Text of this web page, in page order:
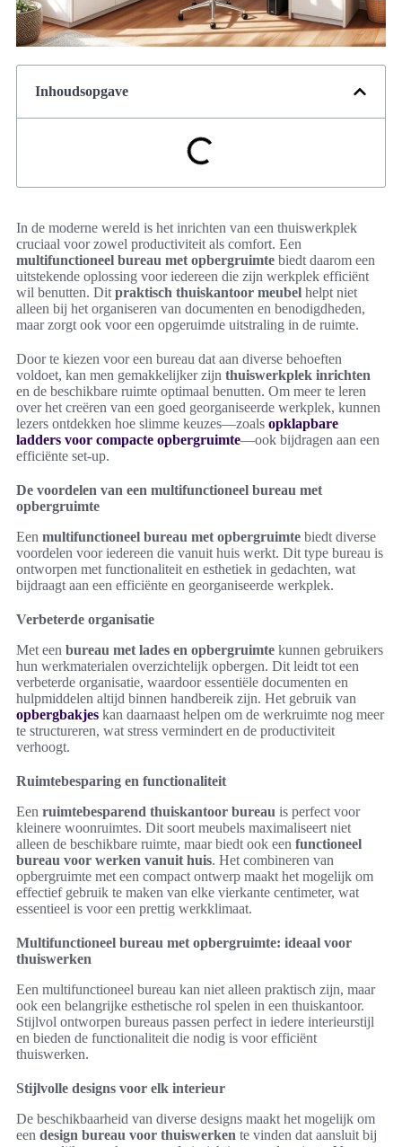
Inhoudsopgave
In de moderne wereld is het inrichten van een thuiswerkplek
cruciaal voor zowel productiviteit als comfort. Een
multifunctioneel bureau met opbergruimte biedt daarom een
uitstekende oplossing voor iedereen die zijn werkplek efficiënt
wil benutten. Dit praktisch thuiskantoor meubel helpt niet
alleen bij het organiseren van documenten en benodigdheden,
maar zorgt ook voor een opgeruimde uitstraling in de ruimte.
Door te kiezen voor een bureau dat aan diverse behoeften
voldoet, kan men gemakkelijker zijn thuiswerkplek inrichten
en de beschikbare ruimte optimaal benutten. Om meer te leren
over het creëren van een goed georganiseerde werkplek, kunnen
lezers ontdekken hoe slimme keuzes—zoals opklapbare
ladders voor compacte opbergruimte—ook bijdragen aan een
efficiënte set-up.
De voordelen van een multifunctioneel bureau met
opbergruimte
Een multifunctioneel bureau met opbergruimte biedt diverse
voordelen voor iedereen die vanuit huis werkt. Dit type bureau is
ontworpen met functionaliteit en esthetiek in gedachten, wat
bijdraagt aan een efficiënte en georganiseerde werkplek.
Verbeterde organisatie
Met een bureau met lades en opbergruimte kunnen gebruikers
hun werkmaterialen overzichtelijk opbergen. Dit leidt tot een
verbeterde organisatie, waardoor essentiële documenten en
hulpmiddelen altijd binnen handbereik zijn. Het gebruik van
opbergbakjes kan daarnaast helpen om de werkruimte nog meer
te structureren, wat stress vermindert en de productiviteit
verhoogt.
Ruimtebesparing en functionaliteit
Een ruimtebesparend thuiskantoor bureau is perfect voor
kleinere woonruimtes. Dit soort meubels maximaliseert niet
alleen de beschikbare ruimte, maar biedt ook een functioneel
bureau voor werken vanuit huis. Het combineren van
opbergruimte met een compact ontwerp maakt het mogelijk om
effectief gebruik te maken van elke vierkante centimeter, wat
essentieel is voor een prettig werkklimaat.
Multifunctioneel bureau met opbergruimte: ideaal voor
thuiswerken
Een multifunctioneel bureau kan niet alleen praktisch zijn, maar
ook een belangrijke esthetische rol spelen in een thuiskantoor.
Stijlvol ontworpen bureaus passen perfect in iedere interieurstijl
en bieden de functionaliteit die nodig is voor efficiënt
thuiswerken.
Stijlvolle designs voor elk interieur
De beschikbaarheid van diverse designs maakt het mogelijk om
een design bureau voor thuiswerken te vinden dat aansluit bij